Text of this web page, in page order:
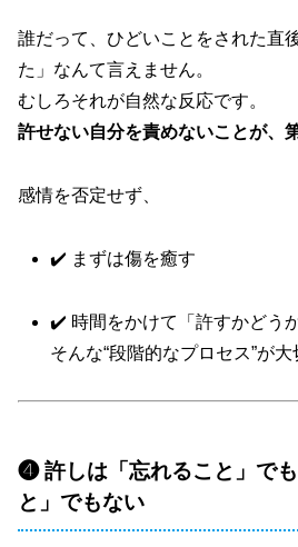
誰だって、ひどいことをされた直
た」なんて言えません。
むしろそれが自然な反応です。
許せない自分を責めないことが、
感情を否定せず、
✔️ まずは傷を癒す
✔️ 時間をかけて「許すかどう
そんな“段階的なプロセス”が大
❹ 許しは「忘れること」で
と」でもない